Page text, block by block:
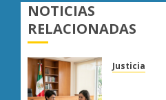
NOTICIAS
RELACIONADAS
Justicia